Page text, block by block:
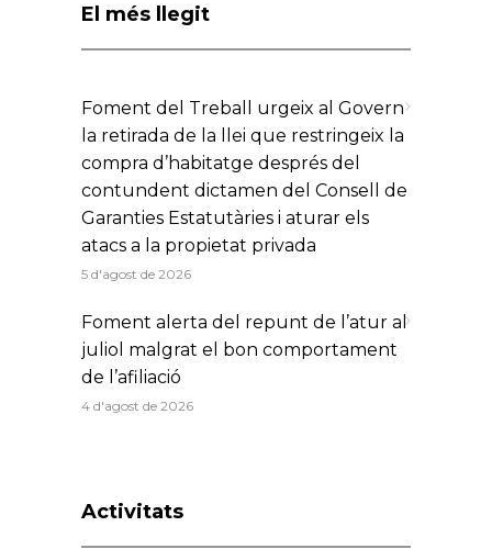
El més llegit
Foment del Treball urgeix al Govern
la retirada de la llei que restringeix la
compra d’habitatge després del
contundent dictamen del Consell de
Garanties Estatutàries i aturar els
atacs a la propietat privada
5 d'agost de 2026
Foment alerta del repunt de l’atur al
juliol malgrat el bon comportament
de l’afiliació
4 d'agost de 2026
Activitats